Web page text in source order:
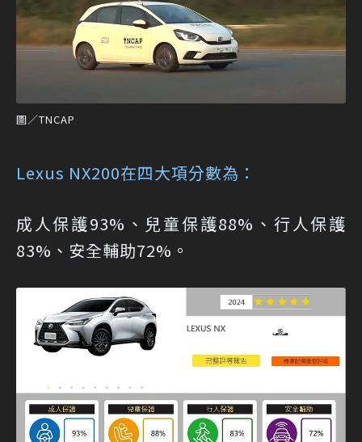
圖／TNCAP
Lexus NX200在四大項分數為：
成人保護93%、兒童保護88%、行人保護
83%、安全輔助72%。